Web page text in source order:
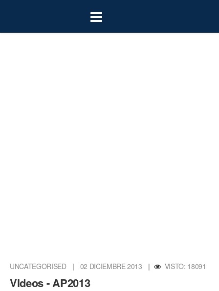
UNCATEGORISED | 02 DICIEMBRE 2013 | VISTO: 18091
Videos - AP2013